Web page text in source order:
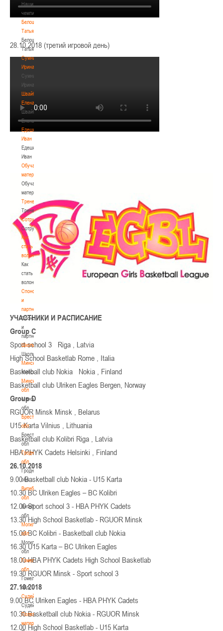
Наши
чемпионы
Белошапко
Татьяна
Белошапко
Татьяна
Сумникова
Ирина
Сумникова
Ирина
Швайбович
Елена
Швайбович
Елена
Едешко
Иван
Едешко
Иван
Обучающие
материалы
Обучающие
материалы
Тренерам
Тренерам
Сотрудничество
Сотрудничество
Как
стать
волонтером
Как
стать
волонтером
Спонсоры
и
партнеры
Спонсоры
и
партнеры
Школы
Школы
Минск
Минск
Минская
обл
Минская
обл
Брестская
обл
Брестская
обл
Гродненская
обл
Гродненская
обл
Витебская
обл
Витебская
обл
Могилевская
обл
Могилевская
обл
Гомельская
обл
Гомельская
обл
Судейство
Судейство
Полезные
материалы
28.10.2018 (третий игровой день)
УЧАСТНИКИ И РАСПИСАНИЕ
Group C
Sport school 3 Riga , Latvia
High School Basketlab Rome , Italia
Basketball club Nokia Nokia , Finland
Basketball club Ulriken Eagles Bergen, Norway
Group D
RGUOR Minsk Minsk , Belarus
U15 Karta Vilnius , Lithuania
Basketball club Kolibri Riga , Latvia
HBA PHYK Cadets Helsinki , Finland
26.10.2018
9.00 Basketball club Nokia - U15 Karta
10.30 BC Ulriken Eagles – BC Kolibri
12.00 Sport school 3 - HBA PHYK Cadets
13.30 High School Basketlab - RGUOR Minsk
15.00 BC Kolibri - Basketball club Nokia
16.30 U15 Karta – BC Ulriken Eagles
18.00 HBA PHYK Cadets High School Basketlab
19.30 RGUOR Minsk - Sport school 3
27.10.2018
9.00 BC Ulriken Eagles - HBA PHYK Cadets
10.30 Basketball club Nokia - RGUOR Minsk
12.00 High School Basketlab - U15 Karta